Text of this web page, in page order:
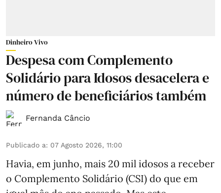
Dinheiro Vivo
Despesa com Complemento
Solidário para Idosos desacelera e
número de beneficiários também
Fernanda Câncio
Publicado a: 07 Agosto 2026, 11:00
Havia, em junho, mais 20 mil idosos a receber
o Complemento Solidário (CSI) do que em